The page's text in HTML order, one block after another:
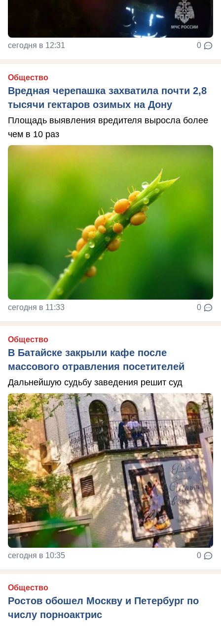
сегодня в 12:31 0
Общество
Вредная черепашка захватила почти 2,8
тысячи гектаров озимых на Дону
Площадь выявления вредителя выросла более
чем в 10 раз
сегодня в 11:33 0
Общество
В Батайске закрыли кафе после
массового отравления посетителей
Дальнейшую судьбу заведения решит суд
сегодня в 10:35 0
Общество
Ростов обошел Москву и Петербург по
числу порноактрис